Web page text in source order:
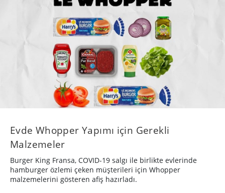
Evde Whopper Yapımı için Gerekli
Malzemeler
Burger King Fransa, COVID-19 salgı ile birlikte evlerinde
hamburger özlemi çeken müşterileri için Whopper
malzemelerini gösteren afiş hazırladı.